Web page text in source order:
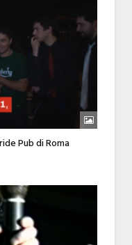
Pub di Roma